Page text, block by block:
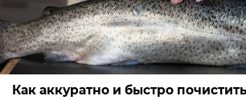
Как аккуратно и быстро